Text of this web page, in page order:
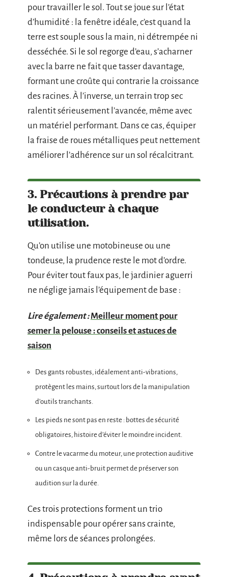
pour travailler le sol. Tout se joue sur l’état
d’humidité : la fenêtre idéale, c’est quand la
terre est souple sous la main, ni détrempée ni
desséchée. Si le sol regorge d’eau, s’acharner
avec la barre ne fait que tasser davantage,
formant une croûte qui contrarie la croissance
des racines. À l’inverse, un terrain trop sec
ralentit sérieusement l’avancée, même avec
un matériel performant. Dans ce cas, équiper
la fraise de roues métalliques peut nettement
améliorer l’adhérence sur un sol récalcitrant.
3. Précautions à prendre par
le conducteur à chaque
utilisation.
Qu’on utilise une motobineuse ou une
tondeuse, la prudence reste le mot d’ordre.
Pour éviter tout faux pas, le jardinier aguerri
ne néglige jamais l’équipement de base :
Lire également : Meilleur moment pour
semer la pelouse : conseils et astuces de
saison
Des gants robustes, idéalement anti-vibrations,
protègent les mains, surtout lors de la manipulation
d’outils tranchants.
Les pieds ne sont pas en reste : bottes de sécurité
obligatoires, histoire d’éviter le moindre incident.
Contre le vacarme du moteur, une protection auditive
ou un casque anti-bruit permet de préserver son
audition sur la durée.
Ces trois protections forment un trio
indispensable pour opérer sans crainte,
même lors de séances prolongées.